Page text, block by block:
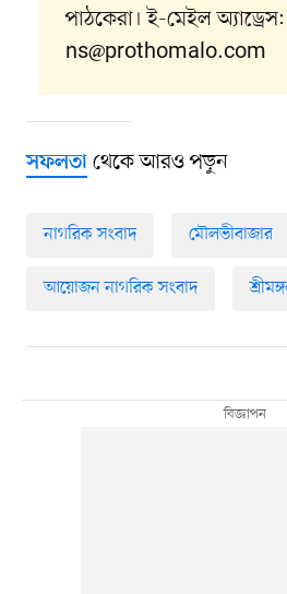
পাঠকেরা। ই-মেইল অ্যাড্রেস:
ns@prothomalo.com
সফলতাথেকে আরও পড়ুন
নাগরিক সংবাদ মৌলভীবাজার
আয়োজন নাগরিক সংবাদ